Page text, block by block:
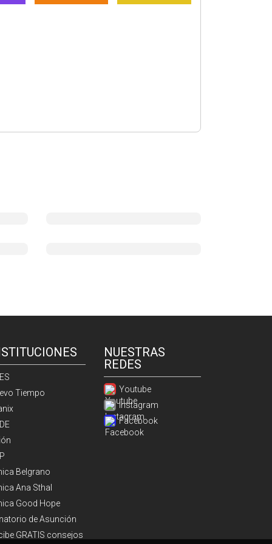
Tiempo
Belgrano
Ana Sthal
Good Hope
de Asunción
GRATIS consejos
NUESTRAS
REDES
Youtube
Instagram
Facebook